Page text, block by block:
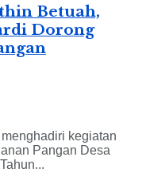
Betuah,
Dorong
kegiatan
Pangan Desa